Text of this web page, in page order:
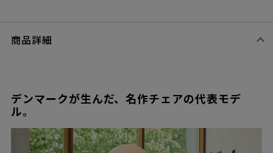
商品詳細
デンマークが生んだ、名作チェアの代表モデ
ル。